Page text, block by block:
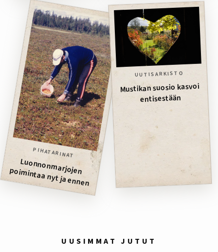
PIHATARINAT
Luonnonm
arjojen poim
intaa nyt ja ennen
UUTISARKISTO
Mustikan suosio kasvoi
entisestään
UUSIMMAT JUTUT